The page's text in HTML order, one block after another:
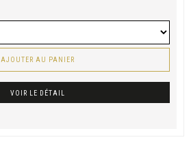
AJOUTER AU PANIER
VOIR LE DÉTAIL